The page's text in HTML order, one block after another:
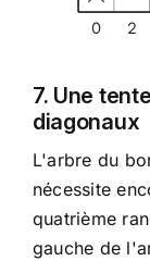
7. Une
diagonaux
L'arbre du
nécessite
quatrième
gauche de